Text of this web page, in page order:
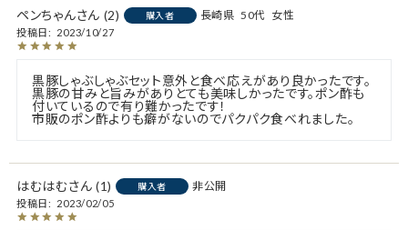
ペンちゃん 2 購入者 長崎県 50代 女性
投稿日 2023/10/27
黒豚しゃぶしゃぶセット意外と食べ応えがあり良かったです。
黒豚の甘みと旨みがありとても美味しかったです。ポン酢も
付いているので有り難かったです！
はむはむ 1 購入者 非公開
投稿日 2023/02/05